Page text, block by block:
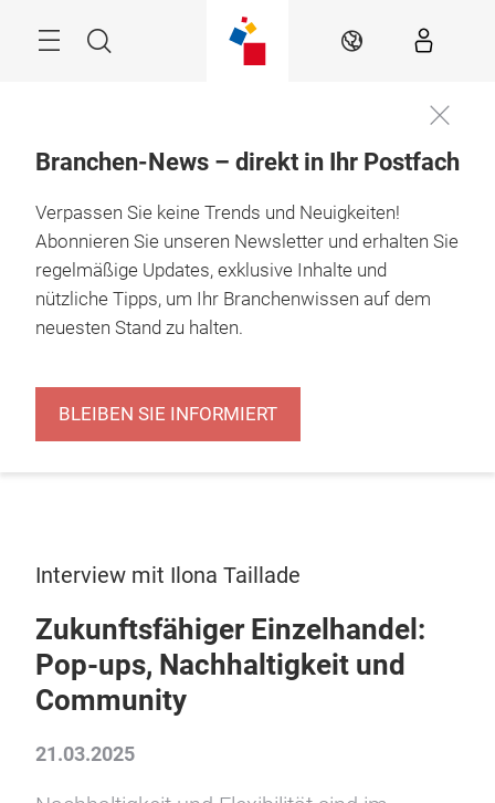
Suche DE
Branchen-News – direkt in Ihr Postfach
Verpassen Sie keine Trends und Neuigkeiten!
Abonnieren Sie unseren Newsletter und erhalten Sie
regelmäßige Updates, exklusive Inhalte und
nützliche Tipps, um Ihr Branchenwissen auf dem
neuesten Stand zu halten.
BLEIBEN SIE INFORMIERT
Interview mit Ilona Taillade
Zukunftsfähiger Einzelhandel:
Pop-ups, Nachhaltigkeit und
Community
21.03.2025